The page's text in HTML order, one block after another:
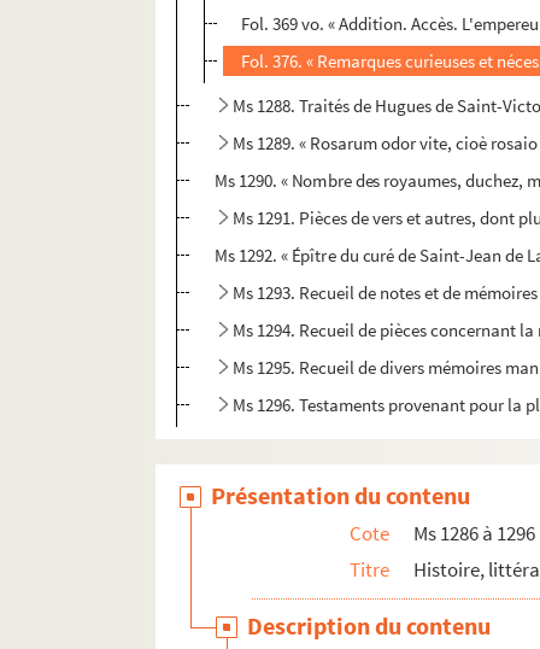
Fol. 369 vo. « Addition. Accès.
Fol. 376. « Remarques curieuses et
Ms 1288. Traités de Hugues de Saint-
Ms 1289. « Rosarum odor vite, cioè
Ms 1290. « Nombre des royaumes,
Ms 1291. Pièces de vers et autres, dont
Ms 1292. « Épître du curé de Saint-Jean de
Ms 1293. Recueil de notes et de
Ms 1294. Recueil de pièces concernant
Ms 1295. Recueil de divers mémoires
Ms 1296. Testaments provenant pour la
Présentation du contenu
Cote
Ms 1286 à 1296
Titre
Histoire,
Description du contenu